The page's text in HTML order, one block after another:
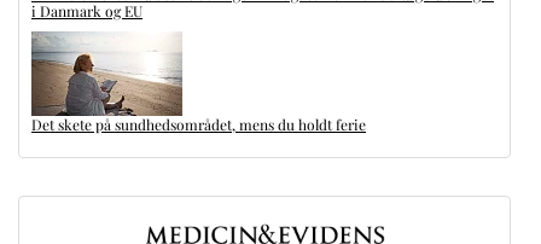
i Danmark og EU
Det skete på sundhedsområdet, mens du holdt ferie